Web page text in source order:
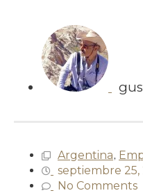
Argentina,
septiembre 25,
No Comments